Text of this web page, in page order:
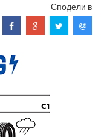
Сподели в
C1